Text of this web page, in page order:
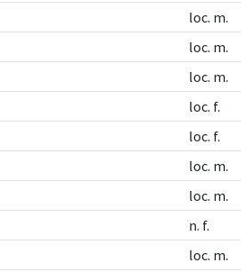
loc. m.
loc. m.
loc. m.
loc. f.
loc. f.
loc. m.
loc. m.
n. f.
loc. m.